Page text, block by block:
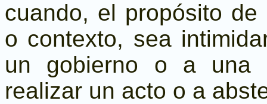
cuando, el propósito
o contexto, sea
un gobierno o a una
realizar un acto o a